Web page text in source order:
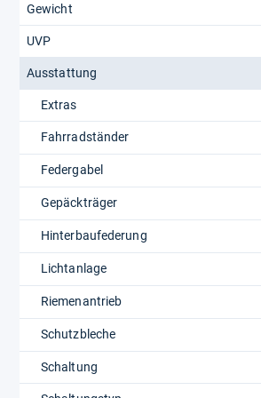
Redaktion von
Gewicht
UVP
Ausstattung
Extras
Fahrradständer
Federgabel
Gepäckträger
Hinterbaufederung
Lichtanlage
Riemenantrieb
Schutzbleche
Schaltung